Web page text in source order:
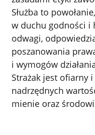
Służba to
w duchu godności i
odwagi,
poszanowania
i wymogów
Strażak jest ofiarny
nadrzędnych
mienie oraz